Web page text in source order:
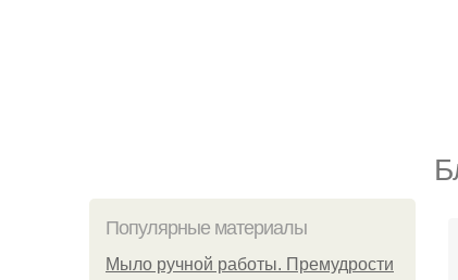
Популярные материалы
Мыло ручной работы. Премудрости